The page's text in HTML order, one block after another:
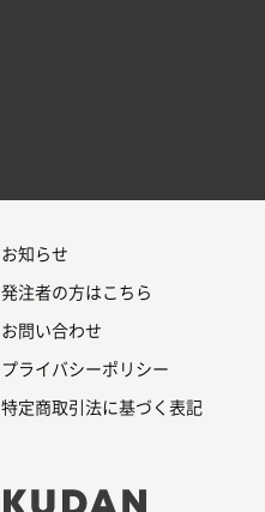
お知らせ
発注者の方はこちら
お問い合わせ
プライバシーポリシー
特定商取引法に基づく表記